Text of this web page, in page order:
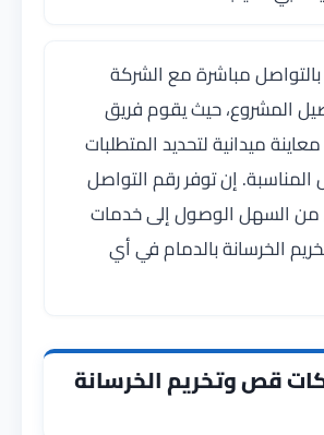
مباشرة مع الشركة
المشروع، حيث يقوم فريق
ميدانية لتحديد المتطلبات
المناسبة. إن توفر رقم التواصل
من السهل الوصول إلى خدمات
الخرسانة بالدمام في أي
قص وتخريم الخرسانة